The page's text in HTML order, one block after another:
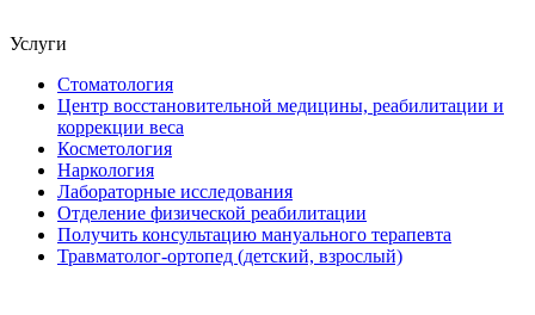
Услуги
Стоматология
Центр восстановительной медицины, реабилитации и
коррекции веса
Косметология
Наркология
Лабораторные исследования
Отделение физической реабилитации
Получить консультацию мануального терапевта
Травматолог-ортопед (детский, взрослый)